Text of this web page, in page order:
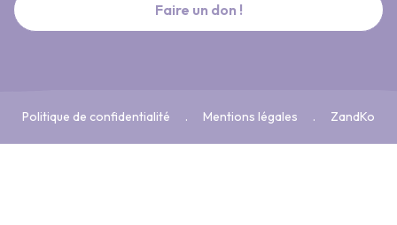
Faire un don !
Politique de confidentialité Mentions légales ZandKo